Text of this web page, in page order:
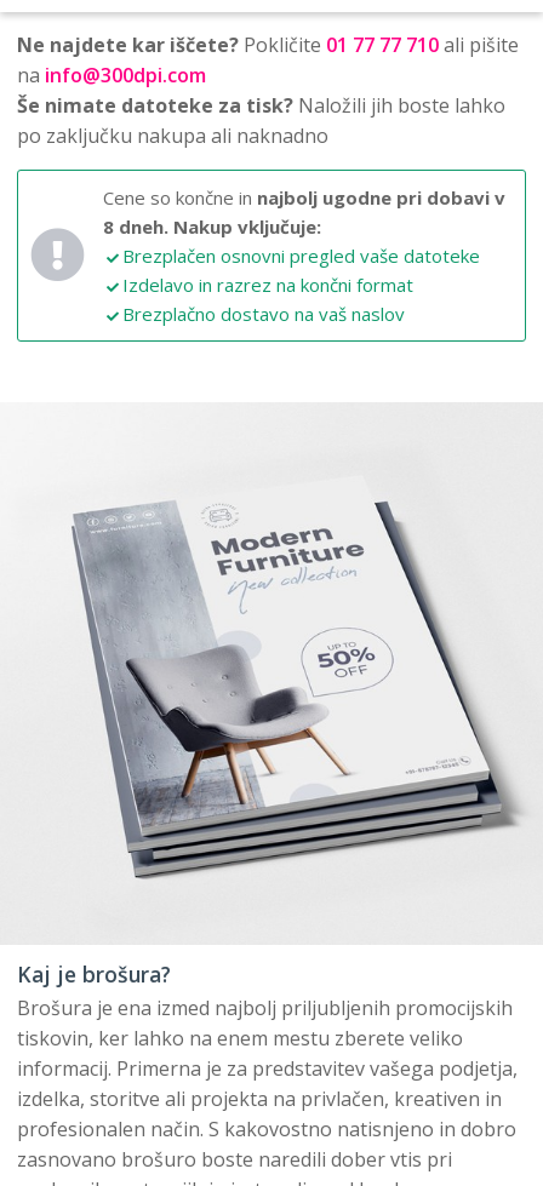
Ne najdete kar iščete? Pokličite 01 77 77 710ali pišite
na info@300dpi.com
Še nimate datoteke za tisk? Naložili jih boste lahko
po zaključku nakupa ali naknadno
Cene so končne in najbolj ugodne pri dobavi v
8 dneh. Nakup vključuje:
Brezplačen osnovni pregled vaše datoteke
Izdelavo in razrez na končni format
Brezplačno dostavo na vaš naslov
Kaj je brošura?
Brošura je ena izmed najbolj priljubljenih promocijskih
tiskovin, ker lahko na enem mestu zberete veliko
informacij. Primerna je za predstavitev vašega podjetja,
izdelka, storitve ali projekta na privlačen, kreativen in
profesionalen način. S kakovostno natisnjeno in dobro
zasnovano brošuro boste naredili dober vtis pri